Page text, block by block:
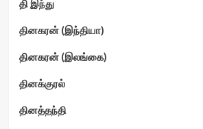
தி இந்து
தினகரன் (இந்தியா)
தினகரன் (இலங்கை)
தினக்குரல்
தினத்தந்தி